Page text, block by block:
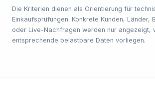
Die Kriterien dienen als Orientierung für
Einkaufsprüfungen. Konkrete Kunden, Länder,
oder Live-Nachfragen werden nur angezeigt,
entsprechende belastbare Daten vorliegen.